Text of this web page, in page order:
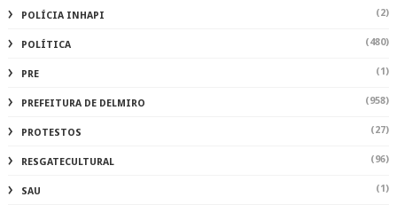
POLÍCIA INHAPI (2)
POLÍTICA (480)
PRE (1)
PREFEITURA DE DELMIRO (958)
PROTESTOS (27)
RESGATECULTURAL (96)
SAU (1)